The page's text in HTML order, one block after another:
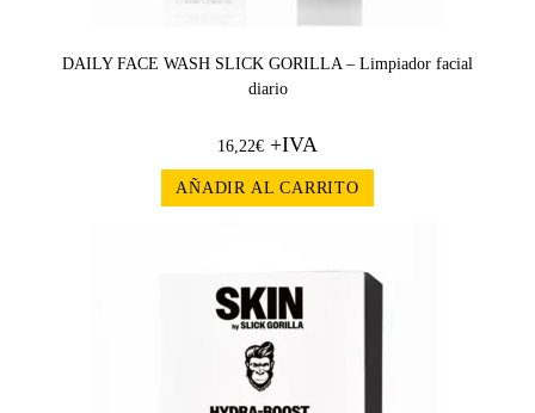
DAILY FACE WASH SLICK GORILLA – Limpiador facial
diario
16,22€ +IVA
AÑADIR AL CARRITO